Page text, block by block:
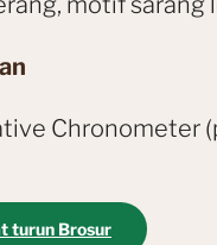
Chronometer
turun Brosur